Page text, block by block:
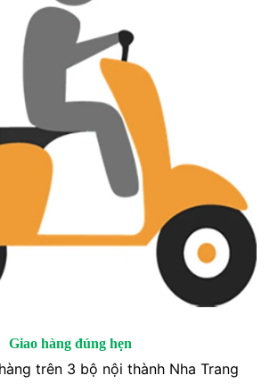
Giao hàng đúng hẹn
trên 3 bộ nội thành Nha Trang